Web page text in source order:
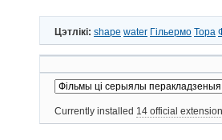
Цэтлікі: shape water Гільермо Тора
Currently installed 14 official